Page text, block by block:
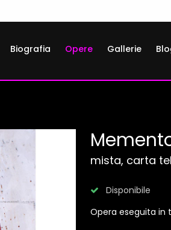
Biografia Opere Gallerie
mista, carta
Disponibile
Opera eseguita in